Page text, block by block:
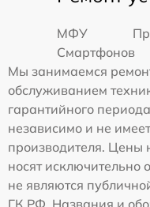
МФУ
Смартфонов
Мы занимаемся
обслуживанием
гарантийного
независимо и не
производителя. Цены
носят исключительно
не являются
ГК РФ. Названия и